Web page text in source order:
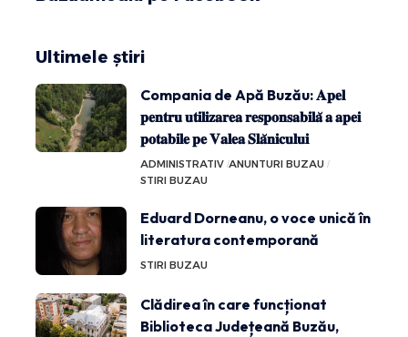
Ultimele știri
Compania de Apă Buzău: 𝐀𝐩𝐞𝐥
𝐩𝐞𝐧𝐭𝐫𝐮 𝐮𝐭𝐢𝐥𝐢𝐳𝐚𝐫𝐞𝐚 𝐫𝐞𝐬𝐩𝐨𝐧𝐬𝐚𝐛𝐢𝐥𝐚̆ 𝐚 𝐚𝐩𝐞𝐢
𝐩𝐨𝐭𝐚𝐛𝐢𝐥𝐞 𝐩𝐞 𝐕𝐚𝐥𝐞𝐚 𝐒𝐥𝐚̆𝐧𝐢𝐜𝐮𝐥𝐮𝐢
ADMINISTRATIV ANUNTURI BUZAU
STIRI BUZAU
Eduard Dorneanu, o voce unică în
literatura contemporană
STIRI BUZAU
Clădirea în care funcționat
Biblioteca Județeană Buzău,